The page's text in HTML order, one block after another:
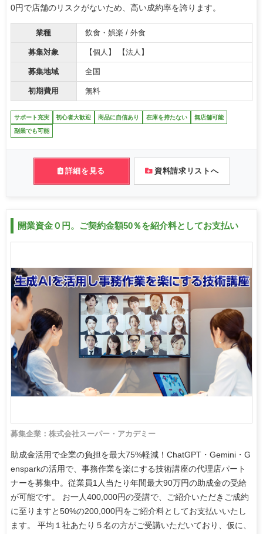
0円で店舗のリスクがないため、高い成約率を誇ります。
業種 飲食・娯楽 / 外食
募集対象 【個人】 【法人】
募集地域 全国
初期費用 無料
サポート充実 初心者大歓迎 商品に自信あり 在庫を持たない 無店舗可能
副業でも可能
詳細を見る 資料請求リストへ
開業資金０円。ご契約金額50％を紹介料としてお支払い
募集企業：株式会社スーパー・アカデミー
助成金活用で企業の負担を最大75%軽減！ChatGPT・Gemini・G
ensparkの活用で、事務作業を楽にする技術講座の代理店パート
ナーを募集中。従業員1人当たり年間最大90万円の助成金の受給
が可能です。 お一人400,000円の受講で、ご紹介いただきご成約
に至りますと50%の200,000円をご紹介料としてお支払いいたし
ます。 平均１社あたり５名の方がご受講いただいており、仮に、